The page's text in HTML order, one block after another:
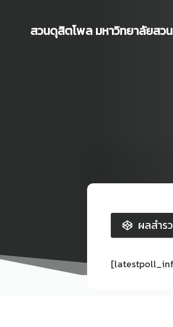
contentสวนดุสิตโพล มหาวิทยาลัยสว
ผลสำร